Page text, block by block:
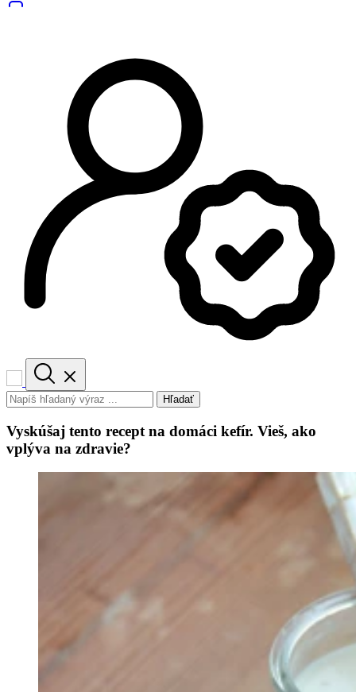
Hľadať
Vyskúšaj tento recept na domáci kefír. Vieš, ako
vplýva na zdravie?